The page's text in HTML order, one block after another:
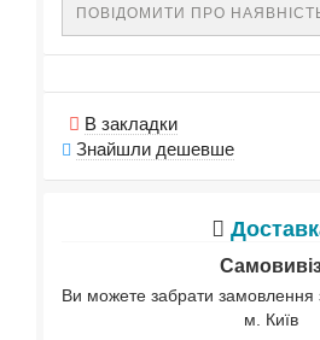
ПОВІДОМИТИ ПРО
В закладки
Знайшли дешевше
Ви можете забрати замовлення
м. Київ